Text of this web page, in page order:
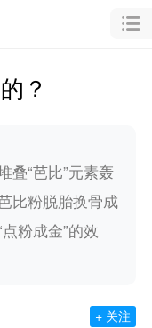
？
叠“芭比”元素轰
比粉脱胎换骨成
粉成金”的效
+ 关注